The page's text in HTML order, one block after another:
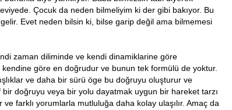
Çocuk da neden bilmeliyim ki der gibi bakıyor. Bu
Evet neden bilsin ki, bilse garip değil ama bilmemesi
diliminde ve kendi dinamiklarine göre
göre en doğrudur ve bunun tek formülü de yoktur.
ve daha bir sürü öge bu doğruyu oluşturur ve
doğruyu veya bir yolu dayatmak uygun bir hareket tarzı
ve farklı yorumlarla mutluluğa daha kolay ulaşılır. Amaç da